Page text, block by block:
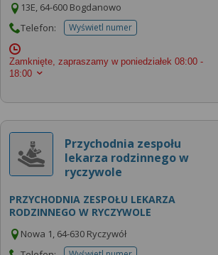
13E, 64-600 Bogdanowo
Telefon:
Wyświetl numertelefonu do placowki
Zamknięte, zapraszamy w poniedziałek 08:00 -
18:00
Przychodnia zespołu
lekarza rodzinnego w
ryczywole
PRZYCHODNIA ZESPOŁU LEKARZA
RODZINNEGO W RYCZYWOLE
Nowa 1, 64-630 Ryczywół